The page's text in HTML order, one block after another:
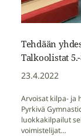
Tehdään
Talkoolistat
23.4.2022
Arvoisat kilpa- ja
Pyrkivä
luokkakilpailut
voimistelijat…